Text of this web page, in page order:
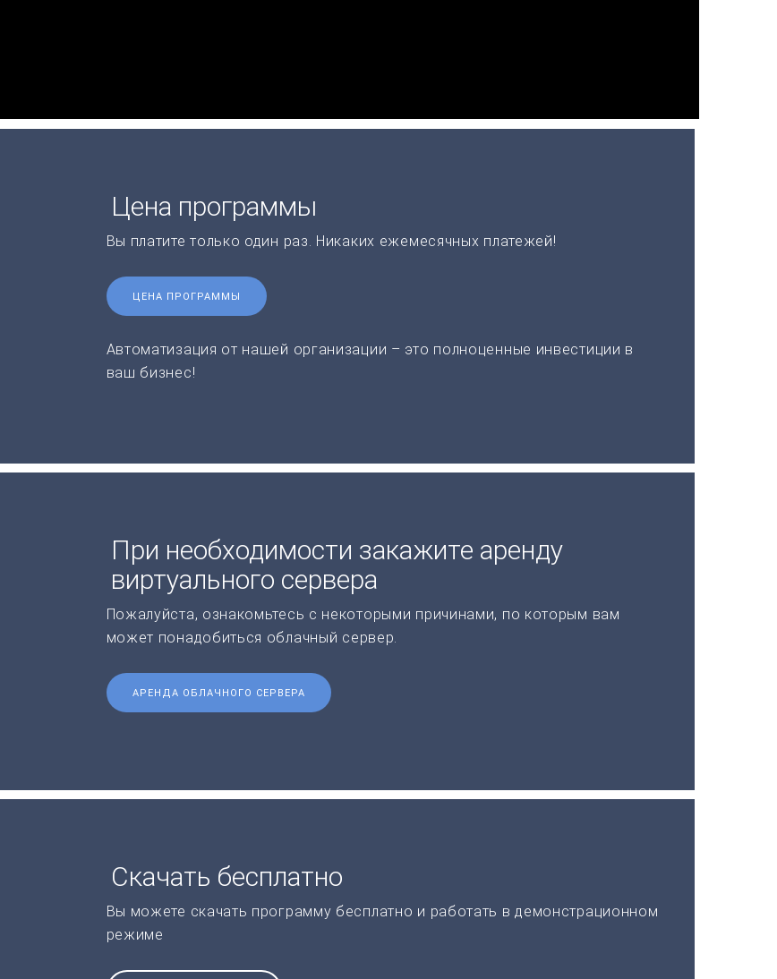
Цена программы
Вы платите только один раз. Никаких ежемесячных платежей!
ЦЕНА ПРОГРАММЫ
Автоматизация от нашей организации – это полноценные инвестиции в
ваш бизнес!
При необходимости закажите аренду
виртуального сервера
Пожалуйста, ознакомьтесь с некоторыми причинами, по которым вам
может понадобиться облачный сервер.
АРЕНДА ОБЛАЧНОГО СЕРВЕРА
Скачать бесплатно
Вы можете скачать программу бесплатно и работать в демонстрационном
режиме